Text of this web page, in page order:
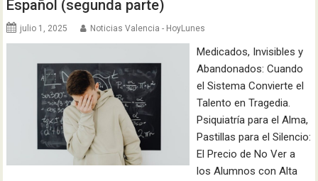
Español (segunda parte)
julio 1, 2025 Noticias Valencia - HoyLunes
Medicados, Invisibles y
Abandonados: Cuando
el Sistema Convierte el
Talento en Tragedia.
Psiquiatría para el Alma,
Pastillas para el Silencio:
El Precio de No Ver a
los Alumnos con Alta